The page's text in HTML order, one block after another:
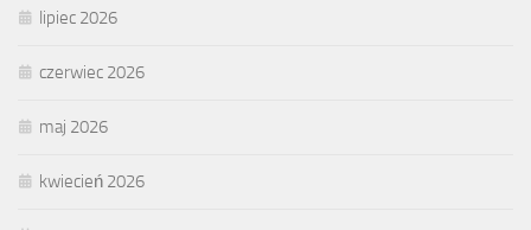
lipiec 2026
czerwiec 2026
maj 2026
kwiecień 2026